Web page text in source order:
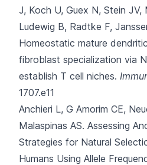
J, Koch U, Guex N, Stein JV,
Ludewig B, Radtke F,
Homeostatic mature
fibroblast specialization via
establish T cell niches.
1707.e11
Anchieri L, G Amorim CE,
Malaspinas AS. Assessing
Strategies for Natural
Humans Using Allele